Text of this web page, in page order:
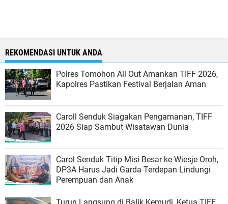
REKOMENDASI UNTUK ANDA
Polres Tomohon All Out Amankan TIFF 2026,
Kapolres Pastikan Festival Berjalan Aman
Caroll Senduk Siagakan Pengamanan, TIFF
2026 Siap Sambut Wisatawan Dunia
Carol Senduk Titip Misi Besar ke Wiesje Oroh,
DP3A Harus Jadi Garda Terdepan Lindungi
Perempuan dan Anak